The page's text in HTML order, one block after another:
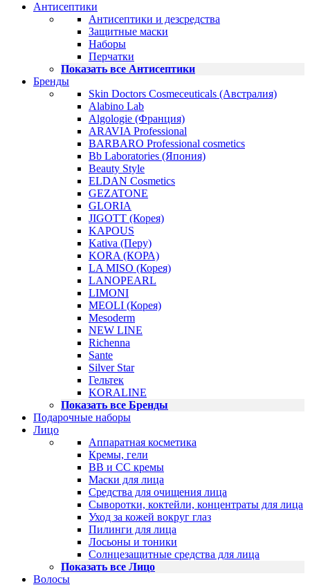
Антисептики
Антисептики и дезсредства
Защитные маски
Наборы
Перчатки
Показать все Антисептики
Бренды
Skin Doctors Cosmeceuticals (Австралия)
Alabino Lab
Algologie (Франция)
ARAVIA Professional
BARBARO Professional cosmetics
Bb Laboratories (Япония)
Beauty Style
ELDAN Cosmetics
GEZATONE
GLORIA
JIGOTT (Корея)
KAPOUS
Kativa (Перу)
KORA (КОРА)
LA MISO (Корея)
LANOPEARL
LIMONI
MEOLI (Корея)
Mesoderm
NEW LINE
Richenna
Sante
Silver Star
Гельтек
KORALINE
Показать все Бренды
Подарочные наборы
Лицо
Аппаратная косметика
Кремы, гели
BB и CC кремы
Маски для лица
Средства для очищения лица
Сыворотки, коктейли, концентраты для лица
Уход за кожей вокруг глаз
Пилинги для лица
Лосьоны и тоники
Солнцезащитные средства для лица
Показать все Лицо
Волосы